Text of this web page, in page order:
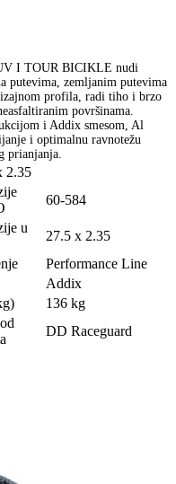
I TOUR BICIKLE nudi
putevima, zemljanim putevima
profila, radi tiho i brzo
površinama.
i Addix smesom, Al
i optimalnu ravnotežu
prianjanja.
2.35
60-584
u
27.5 x 2.35
Performance Line
Addix
136 kg
DD Raceguard